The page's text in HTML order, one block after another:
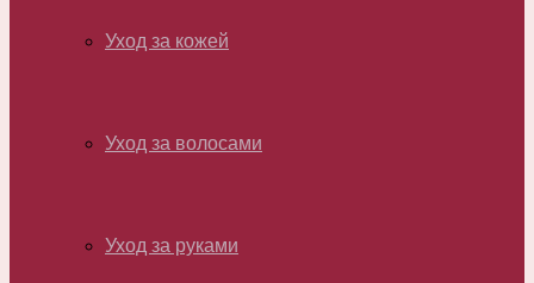
Уход за кожей
Уход за волосами
Уход за руками